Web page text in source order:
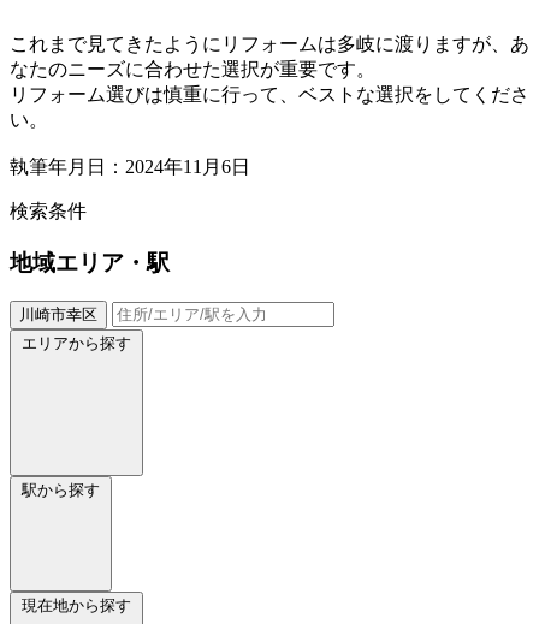
これまで見てきたようにリフォームは多岐に渡りますが、あ
なたのニーズに合わせた選択が重要です。
リフォーム選びは慎重に行って、ベストな選択をしてくださ
い。
執筆年月日：2024年11月6日
検索条件
地域エリア・駅
川崎市幸区
エリアから探す
駅から探す
現在地から探す